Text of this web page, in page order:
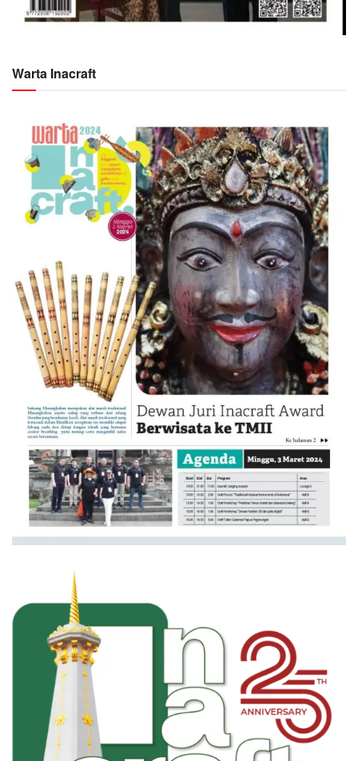
Warta Inacraft